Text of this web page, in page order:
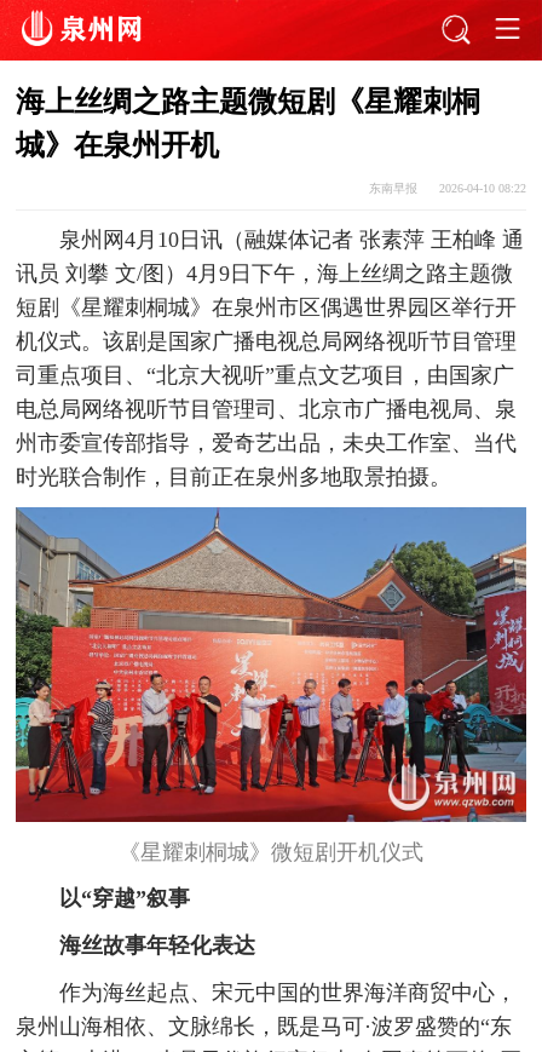
海上丝绸之路主题微短剧《星耀刺桐
城》在泉州开机
东南早报 2026-04-10 08:22
泉州网4月10日讯（融媒体记者 张素萍 王柏峰 通
讯员 刘攀 文/图）4月9日下午，海上丝绸之路主题微
短剧《星耀刺桐城》在泉州市区偶遇世界园区举行开
机仪式。该剧是国家广播电视总局网络视听节目管理
司重点项目、“北京大视听”重点文艺项目，由国家广
电总局网络视听节目管理司、北京市广播电视局、泉
州市委宣传部指导，爱奇艺出品，未央工作室、当代
时光联合制作，目前正在泉州多地取景拍摄。
《星耀刺桐城》微短剧开机仪式
以“穿越”叙事
海丝故事年轻化表达
作为海丝起点、宋元中国的世界海洋商贸中心，
泉州山海相依、文脉绵长，既是马可·波罗盛赞的“东